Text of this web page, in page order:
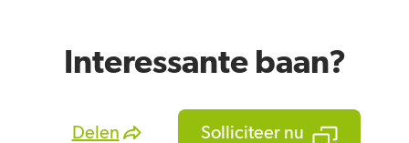
Interessante baan?
Delen Solliciteer nu